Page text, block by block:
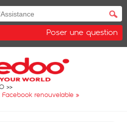
Poser une question
renouvelable »